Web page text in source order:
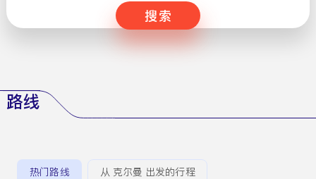
搜索
路线
热门路线 从 克尔曼 出发的行程